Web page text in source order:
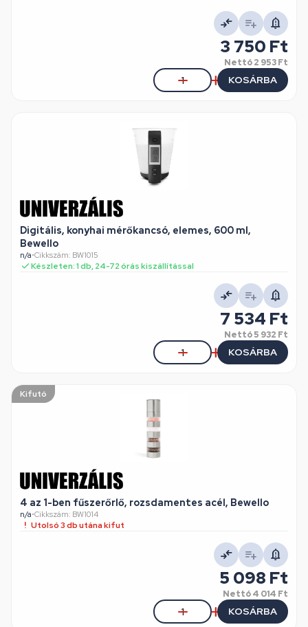
3 750 Ft
Nettó2 953 Ft
KOSÁRBA
Digitális, konyhai mérőkancsó, elemes, 600 ml,
Bewello
n/a•Cikkszám: BW1015
Készleten: 1 db, 24-72 órás kiszállítással
7 534 Ft
Nettó5 932 Ft
KOSÁRBA
Kifutó
4 az 1-ben fűszerőrlő, rozsdamentes acél, Bewello
n/a•Cikkszám: BW1014
Utolsó 3 db utána kifut
5 098 Ft
Nettó4 014 Ft
KOSÁRBA